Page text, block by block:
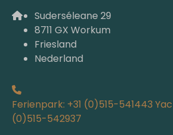
Suderséleane 29
8711 GX Workum
Friesland
Nederland
Ferienpark: +31 (0)515-541443
(0)515-542937